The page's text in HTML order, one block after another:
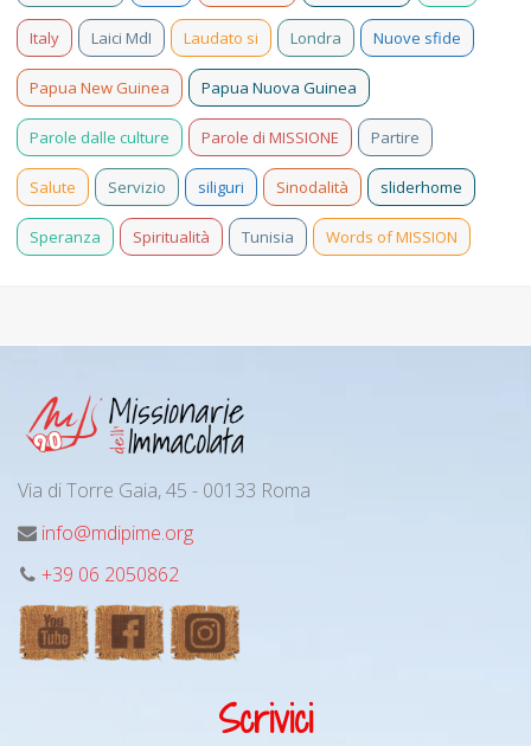
Italy Laici MdI Laudato si Londra Nuove sfide
Papua New Guinea Papua Nuova Guinea
Parole dalle culture Parole di MISSIONE Partire
Salute Servizio siliguri Sinodalità sliderhome
Speranza Spiritualità Tunisia Words of MISSION
Via di Torre Gaia, 45 - 00133 Roma
info@mdipime.org
+39 06 2050862
Scrivici